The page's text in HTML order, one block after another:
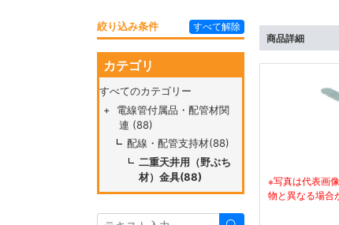
商品詳細
※写真は代表画
物と異なる場合
絞り込み条件 すべて解除
カテゴリ
すべてのカテゴリー
+
電線管付属品・配管材関
連 (88)
配線・配管支持材(88)
二重天井用（野ぶち
材）金具(88)